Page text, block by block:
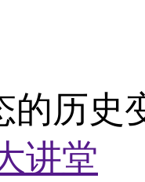
的历
讲堂